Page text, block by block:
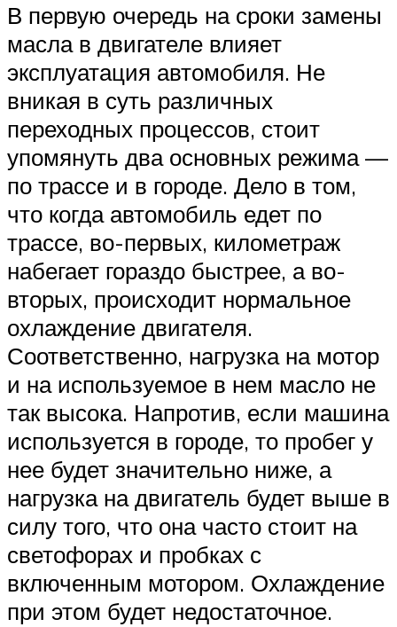
В первую очередь на сроки замены
масла в двигателе влияет
эксплуатация автомобиля. Не
вникая в суть различных
переходных процессов, стоит
упомянуть два основных режима —
по трассе и в городе. Дело в том,
что когда автомобиль едет по
трассе, во-первых, километраж
набегает гораздо быстрее, а во-
вторых, происходит нормальное
охлаждение двигателя.
Соответственно, нагрузка на мотор
и на используемое в нем масло не
так высока. Напротив, если машина
используется в городе, то пробег у
нее будет значительно ниже, а
нагрузка на двигатель будет выше в
силу того, что она часто стоит на
светофорах и пробках с
включенным мотором. Охлаждение
при этом будет недостаточное.